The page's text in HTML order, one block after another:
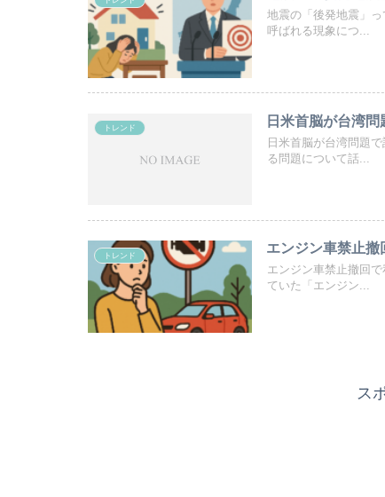
地震の「後発地震」
呼ばれる現象につ...
トレンド 日米首脳が台湾
日米首脳が台湾問題
る問題について話...
トレンド エンジン車禁止撤
エンジン車禁止撤回
ていた「エンジン...
ス